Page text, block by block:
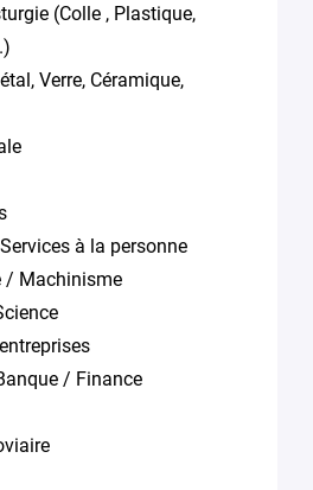
(Colle , Plastique,
Verre, Céramique,
à la personne
/ Machinisme
/ Finance